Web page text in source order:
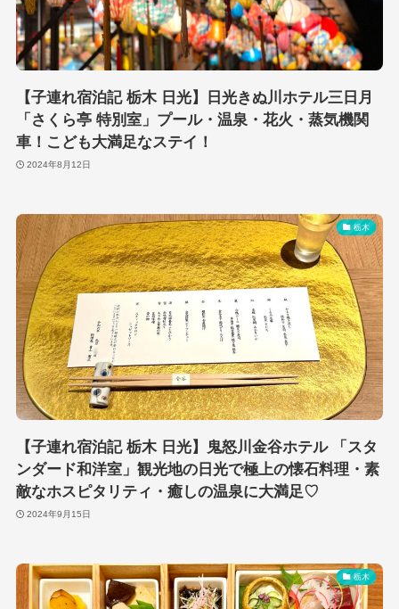
【子連れ宿泊記 栃木 日光】日光きぬ川ホテル三日月
「さくら亭 特別室」プール・温泉・花火・蒸気機関
車！こども大満足なステイ！
2024年8月12日
栃木
【子連れ宿泊記 栃木 日光】鬼怒川金谷ホテル 「スタ
ンダード和洋室」観光地の日光で極上の懐石料理・素
敵なホスピタリティ・癒しの温泉に大満足♡
2024年9月15日
栃木